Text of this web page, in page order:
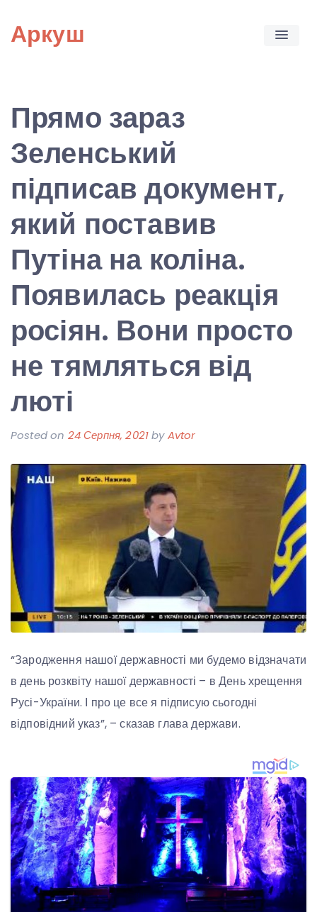
content
Аркуш
Прямо зараз
Зеленський
підписав документ,
який поставив
Путіна на коліна.
Появилась реакція
росіян. Вони просто
не тямляться від
люті
Posted on 24 Серпня, 2021byAvtor
“Зародження нашої державності ми будемо відзначати
в день розквіту нашої державності – в День хрещення
Русі-України. І про це все я підписую сьогодні
відповідний указ”, – сказав глава держави.